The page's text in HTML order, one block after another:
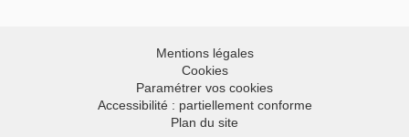
Mentions légales
Cookies
Paramétrer vos cookies
Accessibilité : partiellement conforme
Plan du site